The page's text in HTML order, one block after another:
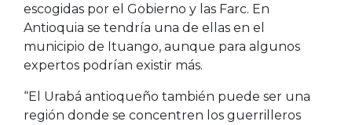
escogidas por el Gobierno y las Farc. En
Antioquia se tendría una de ellas en el
municipio de Ituango, aunque para algunos
expertos podrían existir más.
“El Urabá antioqueño también puede ser una
región donde se concentren los guerrilleros